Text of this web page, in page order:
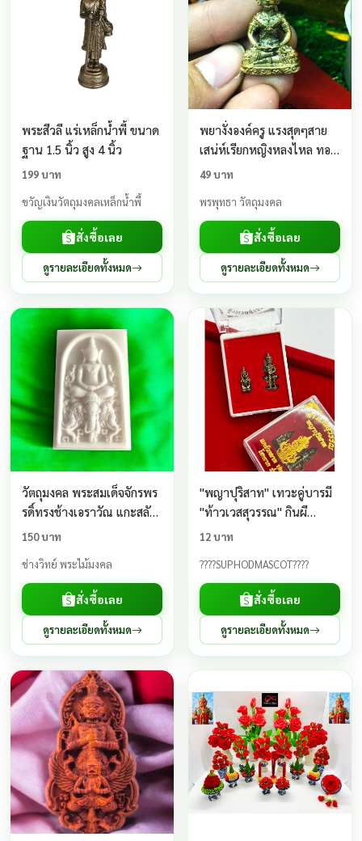
พระสีวลี แร่เหล็กน้ำพี้ ขนาด
ฐาน 1.5 นิ้ว สูง 4 นิ้ว
199 บาท
ขวัญเงินวัตถุมงคลเหล็กน้ำพี้
สั่งซื้อเลย
ดูรายละเอียดทั้งหมด
พยางั่งองค์ครู แรงสุดๆสาย
เสน่ห์เรียกหญิงหลงไหล ทอง
เหลือง
49 บาท
พรพุทธา วัตถุมงคล
สั่งซื้อเลย
ดูรายละเอียดทั้งหมด
วัตถุมงคล พระสมเด็จจักรพร
รดิ์ทรงช้างเอราวัณ แกะสลัก
จากกระดูกคชสาร
150 บาท
ช่างวิทย์ พระไม้มงคล
สั่งซื้อเลย
ดูรายละเอียดทั้งหมด
"พญาปุริสาท" เทวะคู่บารมี
"ท้าวเวสสุวรรณ" กินผี
บันดาลทรัพย์
12 บาท
????SUPHODMASCOT????
สั่งซื้อเลย
ดูรายละเอียดทั้งหมด